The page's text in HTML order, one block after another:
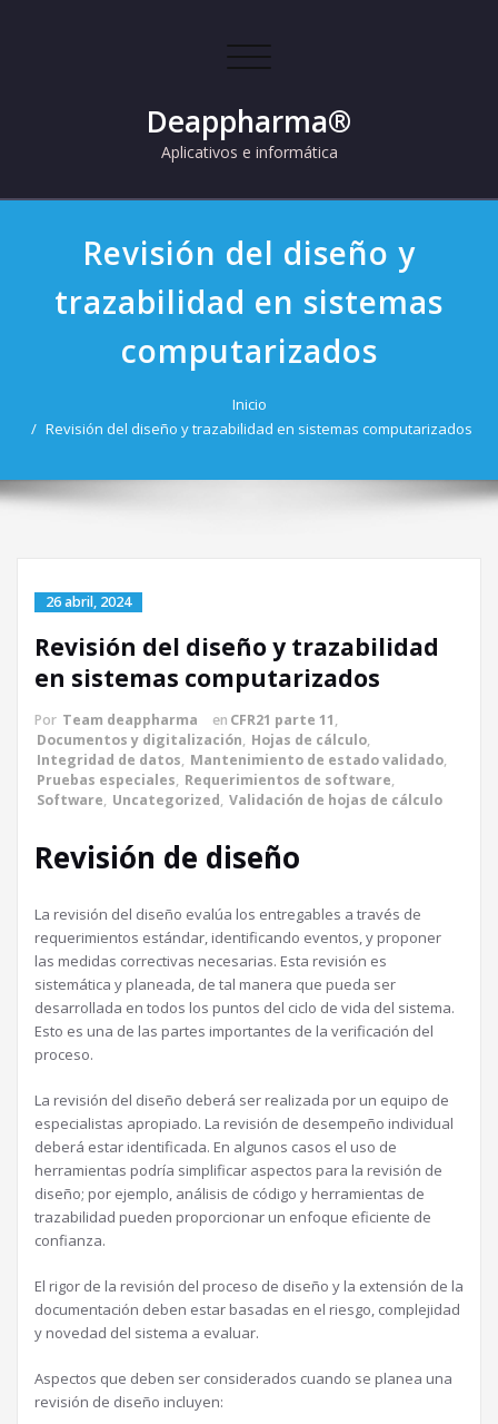
Cambiar
Deappharma®
Aplicativos e informática
Revisión del diseño y
trazabilidad en sistemas
computarizados
Inicio
Revisión del diseño y trazabilidad en sistemas computarizados
26 abril, 2024
Revisión del diseño y trazabilidad
en sistemas computarizados
Por Team deappharma en CFR21 parte 11,
Documentos y digitalización, Hojas de cálculo,
Integridad de datos, Mantenimiento de estado validado,
Pruebas especiales, Requerimientos de software,
Software, Uncategorized, Validación de hojas de cálculo
Revisión de diseño
La revisión del diseño evalúa los entregables a través de
requerimientos estándar, identificando eventos, y proponer
las medidas correctivas necesarias. Esta revisión es
sistemática y planeada, de tal manera que pueda ser
desarrollada en todos los puntos del ciclo de vida del sistema.
Esto es una de las partes importantes de la verificación del
proceso.
La revisión del diseño deberá ser realizada por un equipo de
especialistas apropiado. La revisión de desempeño individual
deberá estar identificada. En algunos casos el uso de
herramientas podría simplificar aspectos para la revisión de
diseño; por ejemplo, análisis de código y herramientas de
trazabilidad pueden proporcionar un enfoque eficiente de
confianza.
El rigor de la revisión del proceso de diseño y la extensión de la
documentación deben estar basadas en el riesgo, complejidad
y novedad del sistema a evaluar.
Aspectos que deben ser considerados cuando se planea una
revisión de diseño incluyen: